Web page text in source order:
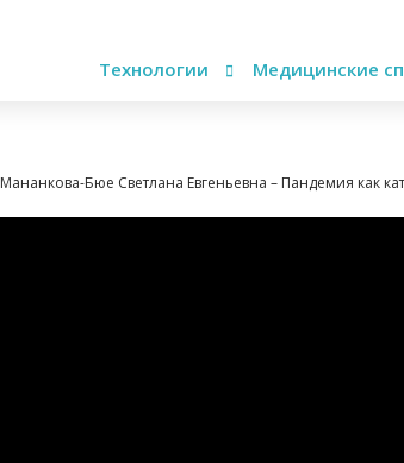
Технологии Медицинские
Мананкова-Бюе Светлана Евгеньевна – Пандемия как